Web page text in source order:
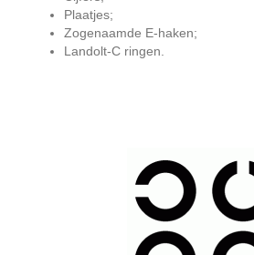
Plaatjes;
Zogenaamde E-haken;
Landolt-C ringen.